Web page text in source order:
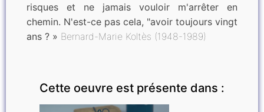
risques et ne jamais vouloir m'arrêter en
chemin. N'est-ce pas cela, "avoir toujours vingt
ans ? » Bernard-Marie Koltès (1948-1989)
Cette oeuvre est présente dans :